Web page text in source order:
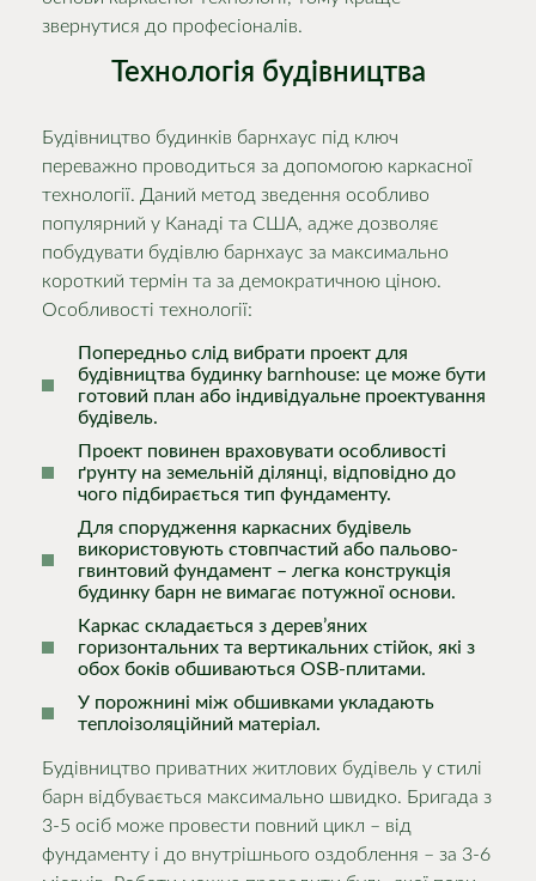
звернутися до професіоналів.
Технологія будівництва
Будівництво будинків барнхаус під ключ
переважно проводиться за допомогою каркасної
технології. Даний метод зведення особливо
популярний у Канаді та США, адже дозволяє
побудувати будівлю барнхаус за максимально
короткий термін та за демократичною ціною.
Особливості технології:
Попередньо слід вибрати проект для
будівництва будинку barnhouse: це може бути
готовий план або індивідуальне проектування
будівель.
Проект повинен враховувати особливості
ґрунту на земельній ділянці, відповідно до
чого підбирається тип фундаменту.
Для спорудження каркасних будівель
використовують стовпчастий або пальово-
гвинтовий фундамент – легка конструкція
будинку барн не вимагає потужної основи.
Каркас складається з дерев’яних
горизонтальних та вертикальних стійок, які з
обох боків обшиваються OSB-плитами.
У порожнині між обшивками укладають
теплоізоляційний матеріал.
Будівництво приватних житлових будівель у стилі
барн відбувається максимально швидко. Бригада з
3-5 осіб може провести повний цикл – від
фундаменту і до внутрішнього оздоблення – за 3-6